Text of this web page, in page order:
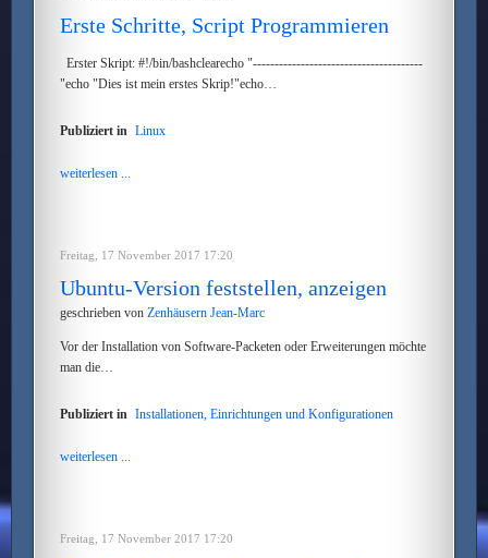
Erste Schritte, Script Programmieren
Erster Skript: #!/bin/bashclearecho "---------------------------------------
"echo "Dies ist mein erstes Skrip!"echo…
Publiziert in Linux
weiterlesen ...
Freitag, 17 November 2017 17:20
Ubuntu-Version feststellen, anzeigen
geschrieben vonZenhäusern Jean-Marc
Vor der Installation von Software-Packeten oder Erweiterungen möchte
man die…
Publiziert in Installationen, Einrichtungen und Konfigurationen
weiterlesen ...
Freitag, 17 November 2017 17:20